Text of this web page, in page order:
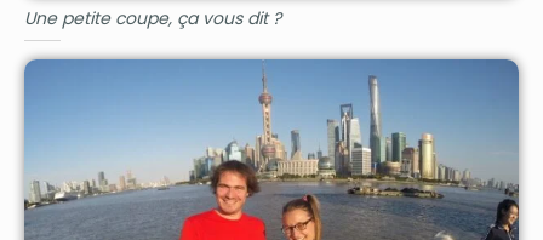
Une petite coupe, ça vous dit ?